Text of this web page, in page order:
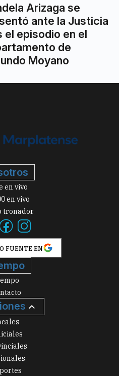
Arizaga se
ante la Justicia
el episodio en el
de
Moyano
en vivo
en vivo
tronador
FUENTE EN